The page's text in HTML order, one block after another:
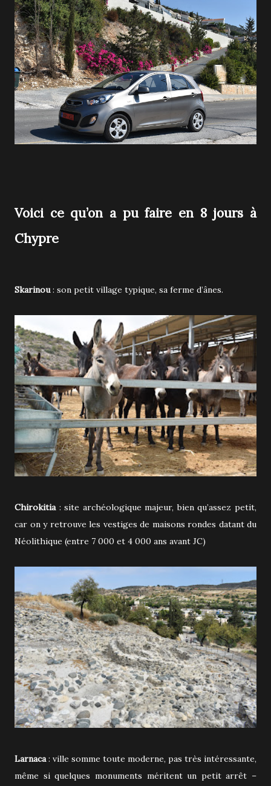
Voici ce qu’on a pu faire en 8 jours à
Chypre
Skarinou: son petit village typique, sa ferme d’ânes.
Chirokitia: site archéologique majeur, bien qu’assez petit,
car on y retrouve les vestiges de maisons rondes datant du
Néolithique (entre 7 000 et 4 000 ans avant JC)
Larnaca: ville somme toute moderne, pas très intéressante,
même si quelques monuments méritent un petit arrêt –